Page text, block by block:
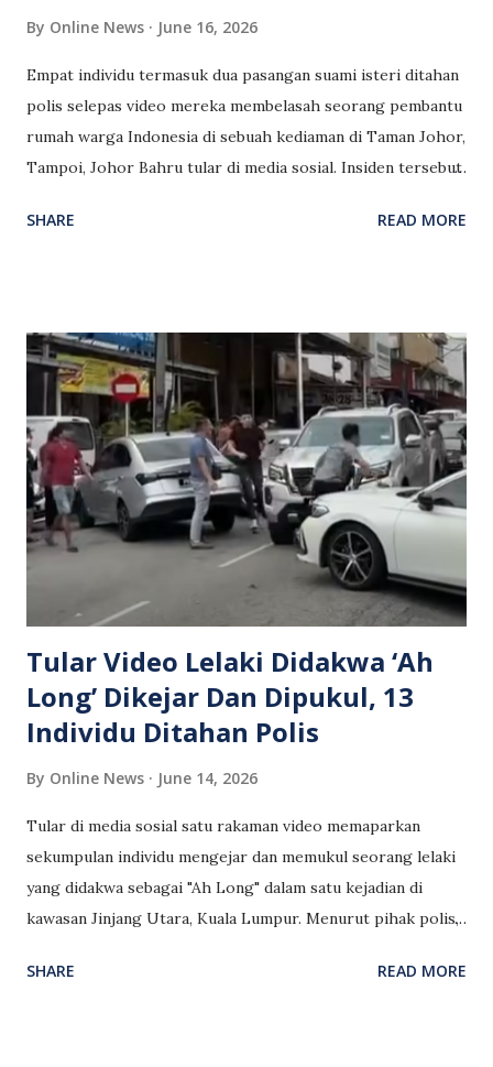
By Online News June 16, 2026
Empat individu termasuk dua pasangan suami isteri ditahan
polis selepas video mereka membelasah seorang pembantu
rumah warga Indonesia di sebuah kediaman di Taman Johor,
Tampoi, Johor Bahru tular di media sosial. Insiden tersebut
dilakukan atas alasan tidak berpuas hati dengan dakwaan
mangsa: Kronologi Kejadian dan Video Tular Penyebaran
Video: Pihak polis mengesan empat rakaman video yang
dimuat naik di platform Facebook memaparkan mangsa
dikasari dan dipukul oleh beberapa individu di sebuah
rumah. Punca Perbalahan: Berdasarkan siasatan awal dan
maklumat media sosial, tindakan membelasah tersebut
dilakukan kerana pihak majikan mendakwa pembantu rumah
berkenaan melakukan kekerasan fizikal terhadap anak
mereka. Pendedahan Kes Penderaan Berpanjangan: Siasatan
lanjut mendapa...
SHARE READ MORE
Tular Video Lelaki Didakwa ‘Ah
Long’ Dikejar Dan Dipukul, 13
Individu Ditahan Polis
By Online News June 14, 2026
Tular di media sosial satu rakaman video memaparkan
sekumpulan individu mengejar dan memukul seorang lelaki
yang didakwa sebagai "Ah Long" dalam satu kejadian di
kawasan Jinjang Utara, Kuala Lumpur. Menurut pihak polis,
berhubung kekecohan yang berlaku. Siasatan awal
SHARE READ MORE